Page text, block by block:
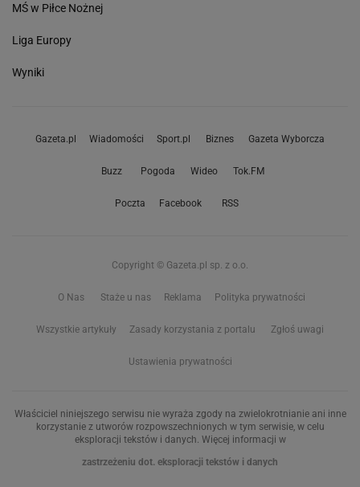
MŚ w Piłce Nożnej
Liga Europy
Wyniki
Gazeta.pl Wiadomości Sport.pl Biznes Gazeta Wyborcza
Buzz Pogoda Wideo Tok.FM
Poczta Facebook RSS
Copyright © Gazeta.pl sp. z o.o.
O Nas Staże u nas Reklama Polityka prywatności
Wszystkie artykuły Zasady korzystania z portalu Zgłoś uwagi
Ustawienia prywatności
Właściciel niniejszego serwisu nie wyraża zgody na zwielokrotnianie ani inne
korzystanie z utworów rozpowszechnionych w tym serwisie, w celu
eksploracji tekstów i danych. Więcej informacji w
zastrzeżeniu dot. eksploracji tekstów i danych